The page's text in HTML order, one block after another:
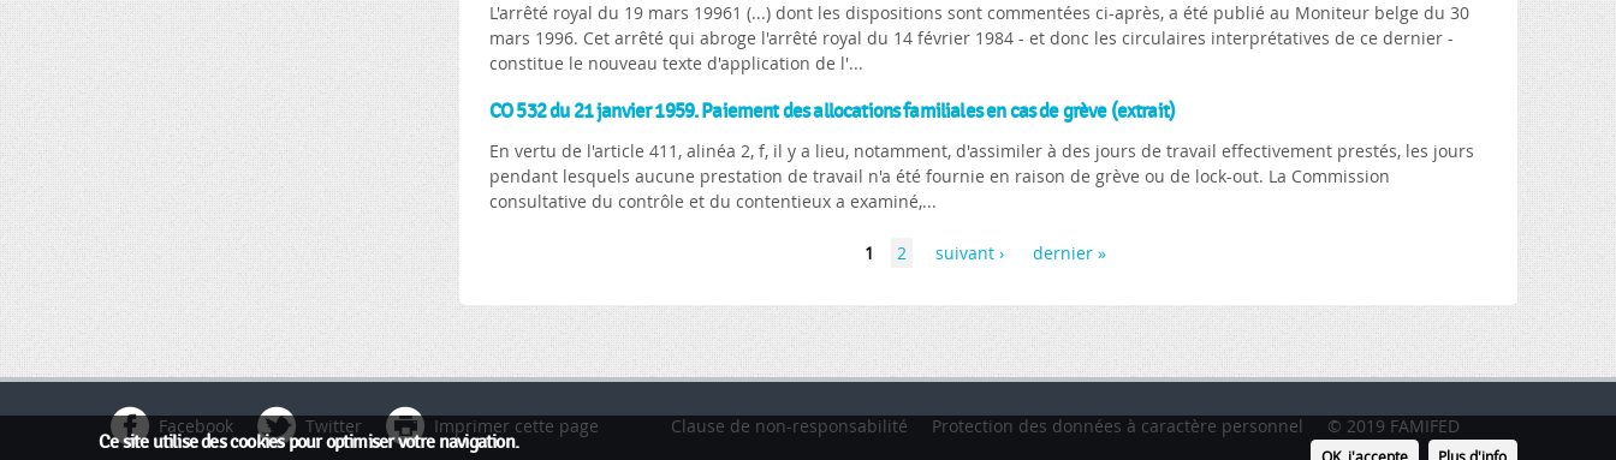
L'arrêté royal du 19 mars 19961 (...) dont les dispositions sont commentées ci-après, a été publié au Moniteur belge du 30
mars 1996. Cet arrêté qui abroge l'arrêté royal du 14 février 1984 - et donc les circulaires interprétatives de ce dernier -
constitue le nouveau texte d'application de l'...
CO 532 du 21 janvier 1959. Paiement des allocations familiales en cas de grève (extrait)
En vertu de l'article 411, alinéa 2, f, il y a lieu, notamment, d'assimiler à des jours de travail effectivement prestés, les jours
pendant lesquels aucune prestation de travail n'a été fournie en raison de grève ou de lock-out. La Commission
consultative du contrôle et du contentieux a examiné,...
1 2 suivant › dernier »
Facebook Twitter Imprimer cette page Clause de non-responsabilité Protection des données à caractère personnel © 2019 FAMIFED
Ce site utilise des cookies pour optimiser votre navigation.
OK, j'accepte Plus d'info